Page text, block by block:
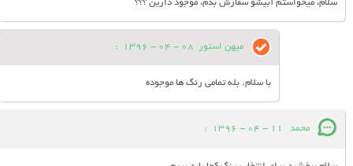
سلام، میخواستم آبیشو سفارش بدم، موجود دارین ؟؟؟
میهن استور 08 - 04 - 1396
:
با سلام. بله تمامی رنگ ها موجوده
محمد 11 - 04 - 1396
: